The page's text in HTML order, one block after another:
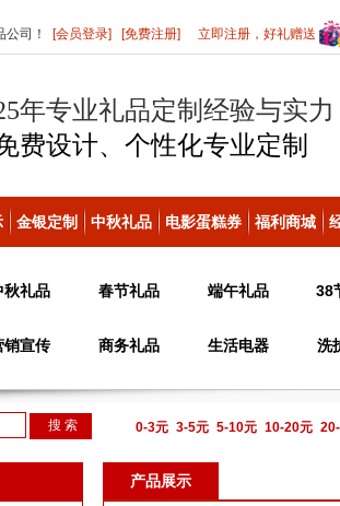
公司！ [会员登录] [免费注册] 立即注册，好礼赠送
年专业礼品定制经验与实力
费设计、个性化专业定制
金银定制 中秋礼品 电影蛋糕券 福利商城
秋礼品 春节礼品 端午礼品 38
销宣传 商务礼品 生活电器 洗
0-3元 3-5元 5-10元 10-20元
议或电话咨询
产品展示